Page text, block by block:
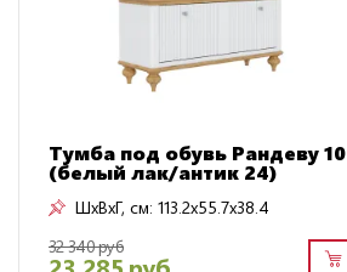
Тумба под обувь Рандеву 10
(белый лак/антик 24)
ШxВxГ, см: 113.2x55.7x38.4
32 340 руб